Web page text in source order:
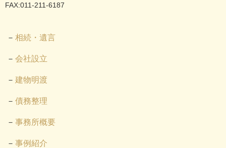
FAX:011-211-6187
相続・遺言
会社設立
建物明渡
債務整理
事務所概要
事例紹介